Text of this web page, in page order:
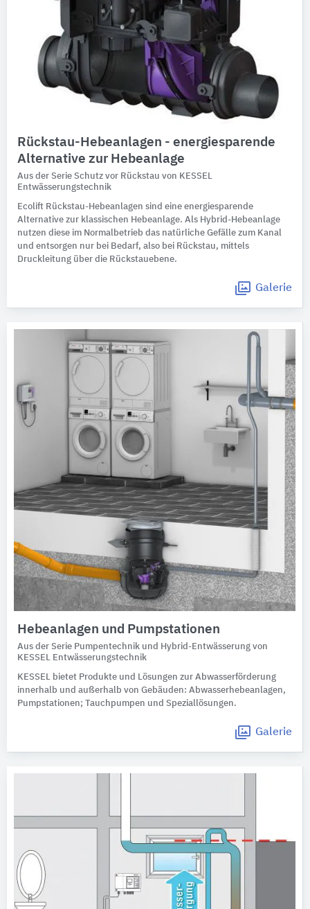
Rückstau-Hebeanlagen - energiesparende
Alternative zur Hebeanlage
Aus der Serie Schutz vor Rückstau von KESSEL
Entwässerungstechnik
Ecolift Rückstau-Hebeanlagen sind eine energiesparende
Alternative zur klassischen Hebeanlage. Als Hybrid-Hebeanlage
nutzen diese im Normalbetrieb das natürliche Gefälle zum Kanal
und entsorgen nur bei Bedarf, also bei Rückstau, mittels
Druckleitung über die Rückstauebene.
Galerie
Hebeanlagen und Pumpstationen
Aus der Serie Pumpentechnik und Hybrid-Entwässerung von
KESSEL Entwässerungstechnik
KESSEL bietet Produkte und Lösungen zur Abwasserförderung
innerhalb und außerhalb von Gebäuden: Abwasserhebeanlagen,
Pumpstationen; Tauchpumpen und Speziallösungen.
Galerie